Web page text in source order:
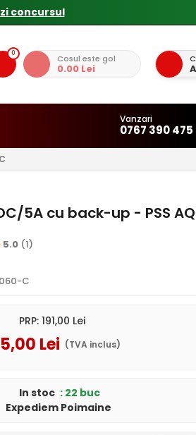
0 Cosul este gol
0.00 Lei
Vanzari
0767 390 475
5A cu back-up - PSS
5.0 (1)
C
PRP: 191,00 Lei
,00 Lei (TVA inclus)
In stoc : 22 buc
Expediem Poimaine